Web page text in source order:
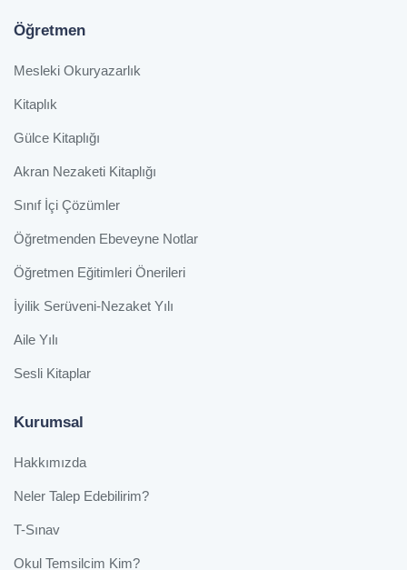
Öğretmen
Mesleki Okuryazarlık
Kitaplık
Gülce Kitaplığı
Akran Nezaketi Kitaplığı
Sınıf İçi Çözümler
Öğretmenden Ebeveyne Notlar
Öğretmen Eğitimleri Önerileri
İyilik Serüveni-Nezaket Yılı
Aile Yılı
Sesli Kitaplar
Kurumsal
Hakkımızda
Neler Talep Edebilirim?
T-Sınav
Okul Temsilcim Kim?